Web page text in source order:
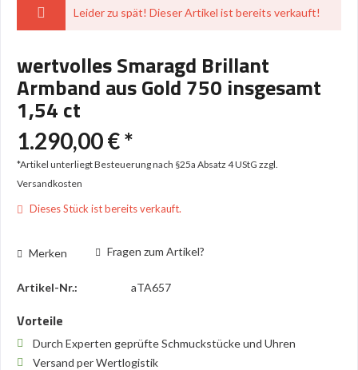
Leider zu spät! Dieser Artikel ist bereits verkauft!
wertvolles Smaragd Brillant
Armband aus Gold 750 insgesamt
1,54 ct
1.290,00 € *
*Artikel unterliegt Besteuerung nach §25a Absatz 4 UStG zzgl.
Versandkosten
Dieses Stück ist bereits verkauft.
Merken Fragen zum Artikel?
Artikel-Nr.: aTA657
Vorteile
Durch Experten geprüfte Schmuckstücke und Uhren
Versand per Wertlogistik